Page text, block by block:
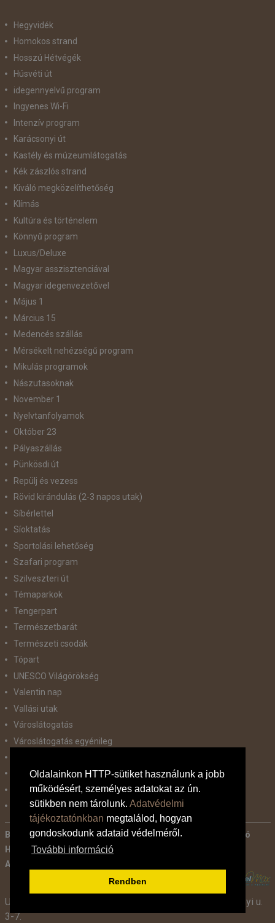
Oldalainkon HTTP-sütiket használunk a jobb
működésért, személyes adatokat az ún.
sütikben nem tárolunk. Adatvédelmi
tájékoztatónkban megtalálod, hogyan
gondoskodunk adataid védelméről.
További információ
Rendben
Hegyvidék
Homokos strand
Hosszú Hétvégék
Húsvéti út
idegennyelvű program
Ingyenes Wi-Fi
Intenzív program
Karácsonyi út
Kastély és múzeumlátogatás
Kék zászlós strand
Kiváló megközelíthetőség
Klímás
Kultúra és történelem
Könnyű program
Luxus/Deluxe
Magyar asszisztenciával
Magyar idegenvezetővel
Május 1
Március 15
Medencés szállás
Mérsékelt nehézségű program
Mikulás programok
Nászutasoknak
November 1
Nyelvtanfolyamok
Október 23
Pályaszállás
Pünkösdi út
Repülj és vezess
Rövid kirándulás (2-3 napos utak)
Síbérlettel
Síoktatás
Sportolási lehetőség
Szafari program
Szilveszteri út
Témaparkok
Tengerpart
Természetbarát
Természeti csodák
Tópart
UNESCO Világörökség
Valentin nap
Vallási utak
Városlátogatás
Városlátogatás egyénileg
Vidéki felszállással
Wellness
Zene tematika
Bankkártyás fizetés tájékoztató
Adatvédelmi tájékoztató
Hírlevél
GINOP SZÉCHENYI 2020
Ajánlatkérés
Utazási Iroda -
TdM Travel Tours Kft. 2600 Vác, Széchenyi u.
3-7.